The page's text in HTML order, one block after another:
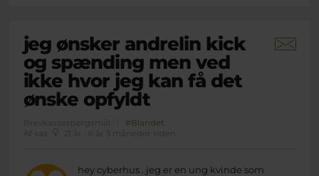
jeg ønsker andrelin kick
og spænding men ved
ikke hvor jeg kan få det
ønske opfyldt
Brevkassespørgsmål
#Blandet
Af sas
21 år · 6 år 5 måneder siden
hey cyberhus . jeg er en ung kvinde som